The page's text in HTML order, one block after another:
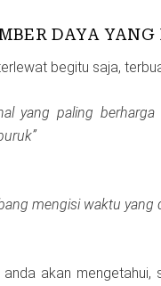
DAYA
begitu saja,
yang paling
mengisi waktu yang
akan